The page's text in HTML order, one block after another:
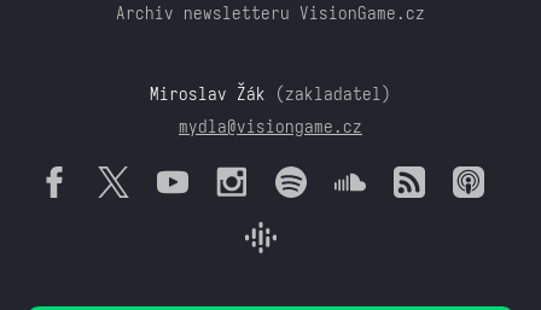
Archiv newsletteru VisionGame.cz
Miroslav Žák (zakladatel)
mydla@visiongame.cz